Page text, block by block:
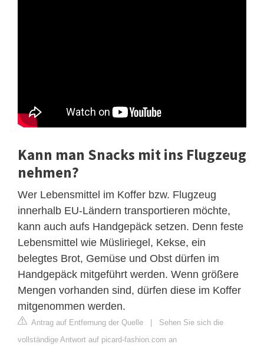
Kann man Snacks mit ins Flugzeug
nehmen?
Wer Lebensmittel im Koffer bzw. Flugzeug
innerhalb EU-Ländern transportieren möchte,
kann auch aufs Handgepäck setzen. Denn feste
Lebensmittel wie Müsliriegel, Kekse, ein
belegtes Brot, Gemüse und Obst dürfen im
Handgepäck mitgeführt werden. Wenn größere
Mengen vorhanden sind, dürfen diese im Koffer
mitgenommen werden.
Antrag auf Entfernung der Quelle | Sehen Sie sich die
vollständige Antwort auf picard-fashion.com an